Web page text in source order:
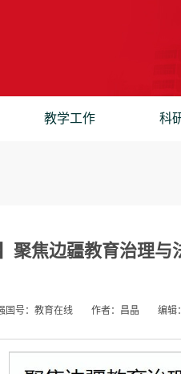
教学工作 科
聚焦边疆教育治理
国号：教育在线 作者：昌晶 编辑